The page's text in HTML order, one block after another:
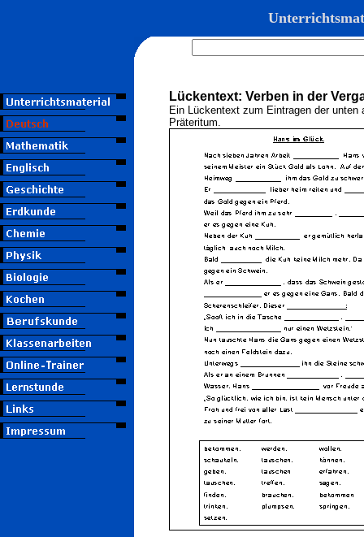
Lückentext: Verben in der
Ein Lückentext zum Eintragen der unten
Präteritum.